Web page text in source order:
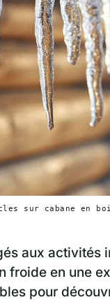
sur cabane en
aux activités
froide en une
pour